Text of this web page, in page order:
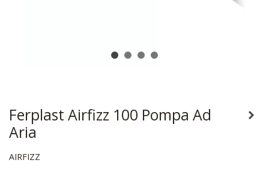
Ferplast Airfizz 100 Pompa Ad
Aria
AIRFIZZ